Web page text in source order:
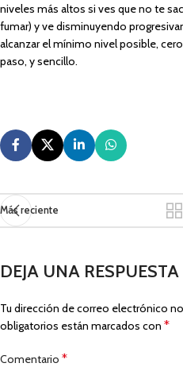
niveles más altos si ves que no te
fumar) y ve disminuyendo
alcanzar el mínimo nivel posible,
paso, y sencillo.
Más reciente
DEJA UNA RESPUESTA
Tu dirección de correo electrónico
obligatorios están marcados con *
Comentario *